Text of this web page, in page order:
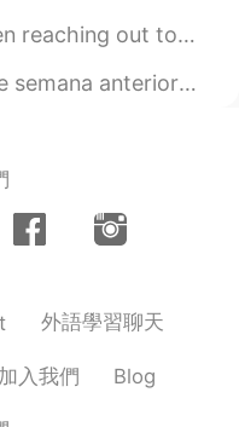
and proud of them for reaching out and...
que contiene nueve cascadas. El ...
外語學習聊天
加入我們 Blog